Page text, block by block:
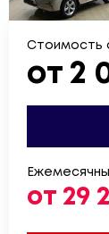
Стоимость
от 2
от 29